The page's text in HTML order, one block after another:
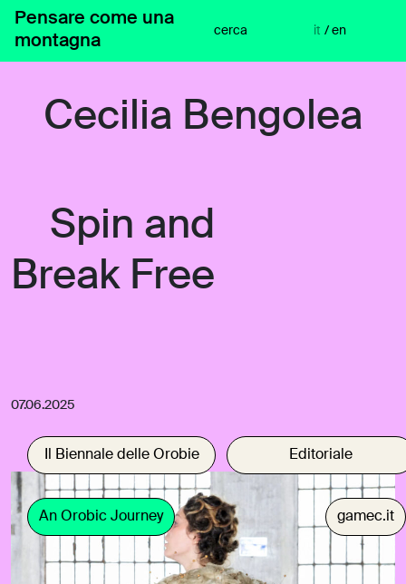
VaiPensare come una
montagna
cerca / en
it
Il Biennale delle Orobie Editoriale
An Orobic Journey gamec.it
Cecilia Bengolea
Spin and
Break Free
07.06.2025